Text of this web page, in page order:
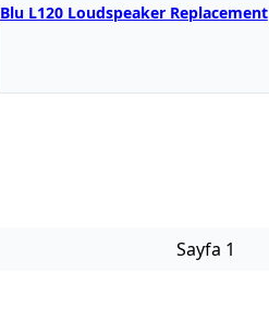
Blu L120 Loudspeaker Replacement
Sayfa 1